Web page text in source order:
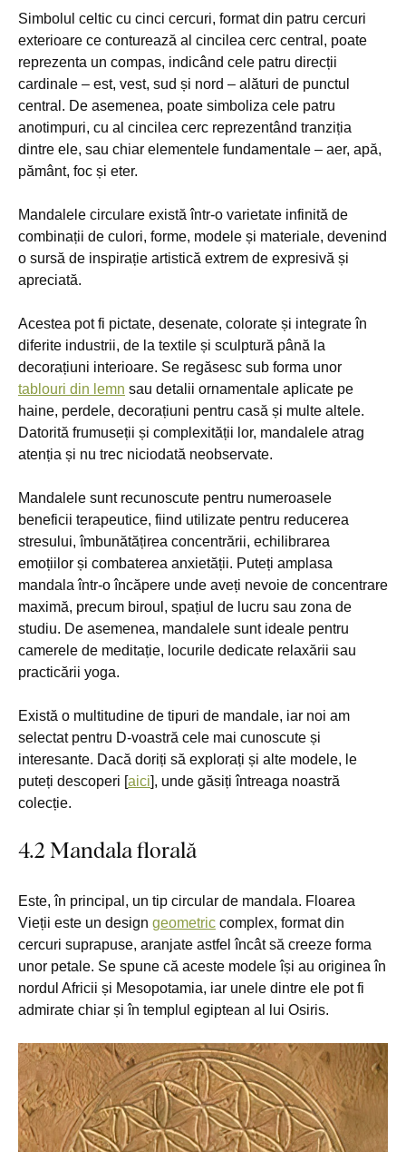
Simbolul celtic cu cinci cercuri, format din patru cercuri
exterioare ce conturează al cincilea cerc central, poate
reprezenta un compas, indicând cele patru direcții
cardinale – est, vest, sud și nord – alături de punctul
central. De asemenea, poate simboliza cele patru
anotimpuri, cu al cincilea cerc reprezentând tranziția
dintre ele, sau chiar elementele fundamentale – aer, apă,
pământ, foc și eter.
Mandalele circulare există într-o varietate infinită de
combinații de culori, forme, modele și materiale, devenind
o sursă de inspirație artistică extrem de expresivă și
apreciată.
Acestea pot fi pictate, desenate, colorate și integrate în
diferite industrii, de la textile și sculptură până la
decorațiuni interioare. Se regăsesc sub forma unor
tablouri din lemn sau detalii ornamentale aplicate pe
haine, perdele, decorațiuni pentru casă și multe altele.
Datorită frumuseții și complexității lor, mandalele atrag
atenția și nu trec niciodată neobservate.
Mandalele sunt recunoscute pentru numeroasele
beneficii terapeutice, fiind utilizate pentru reducerea
stresului, îmbunătățirea concentrării, echilibrarea
emoțiilor și combaterea anxietății. Puteți amplasa
mandala într-o încăpere unde aveți nevoie de concentrare
maximă, precum biroul, spațiul de lucru sau zona de
studiu. De asemenea, mandalele sunt ideale pentru
camerele de meditație, locurile dedicate relaxării sau
practicării yoga.
Există o multitudine de tipuri de mandale, iar noi am
selectat pentru D-voastră cele mai cunoscute și
interesante. Dacă doriți să explorați și alte modele, le
puteți descoperi [aici], unde găsiți întreaga noastră
colecție.
4.2 Mandala florală
Este, în principal, un tip circular de mandala. Floarea
Vieții este un design geometric complex, format din
cercuri suprapuse, aranjate astfel încât să creeze forma
unor petale. Se spune că aceste modele își au originea în
nordul Africii și Mesopotamia, iar unele dintre ele pot fi
admirate chiar și în templul egiptean al lui Osiris.